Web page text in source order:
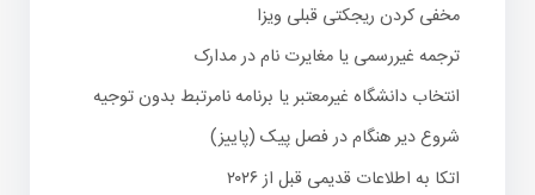
مخفی کردن ریجکتی قبلی ویزا
ترجمه غیررسمی یا مغایرت نام در مدارک
انتخاب دانشگاه غیرمعتبر یا برنامه نامرتبط بدون توجیه
شروع دیر هنگام در فصل پیک (پاییز)
اتکا به اطلاعات قدیمی قبل از ۲۰۲۶